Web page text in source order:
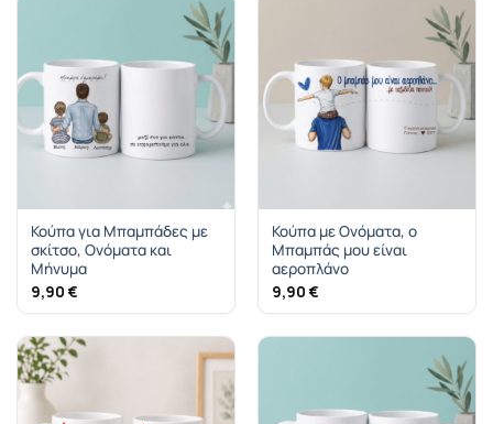
Κούπα για Μπαμπάδες με
σκίτσο, Ονόματα και
Μήνυμα
9,90 €
Κούπα με Ονόματα, ο
Μπαμπάς μου είναι
αεροπλάνο
9,90 €